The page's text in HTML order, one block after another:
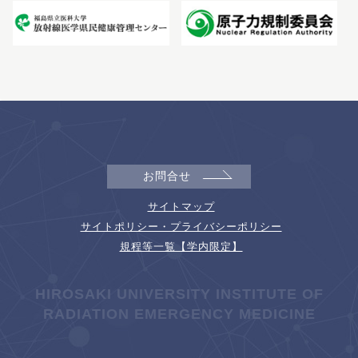
お問合せ
サイトマップ
サイトポリシー・プライバシーポリシー
規程等一覧【学内限定】
HIROSAKI UNIVERSITY INSTITUTE OF
RADIATION EMERGENCY MEDICINE